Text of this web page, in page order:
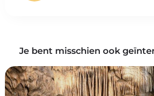
Je bent misschien ook